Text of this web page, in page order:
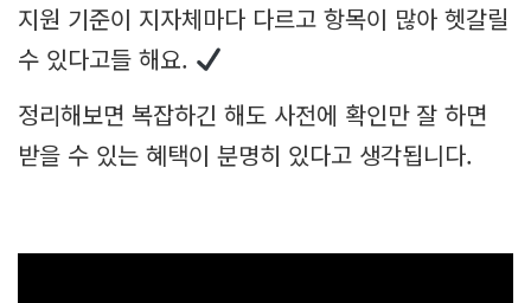
지원 기준이 지자체마다 다르고 항목이 많아 헷갈릴
수 있다고들 해요.
정리해보면 복잡하긴 해도 사전에 확인만 잘 하면
받을 수 있는 혜택이 분명히 있다고 생각됩니다.